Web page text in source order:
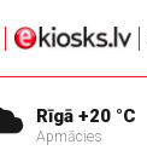
Rīgā +20 °C
Apmācies